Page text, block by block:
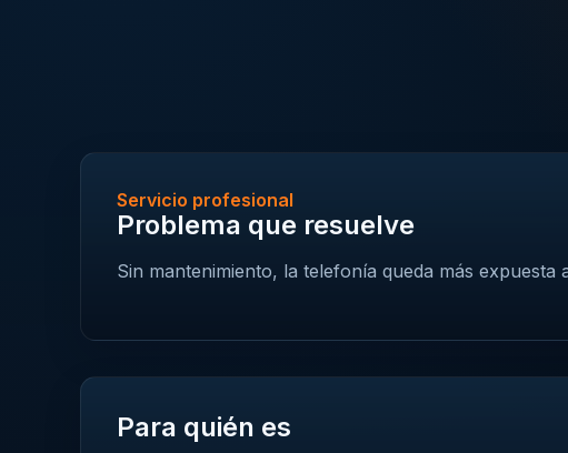
Servicio profesional
Problema que resuelve
Sin mantenimiento, la telefonía queda más
Para quién es